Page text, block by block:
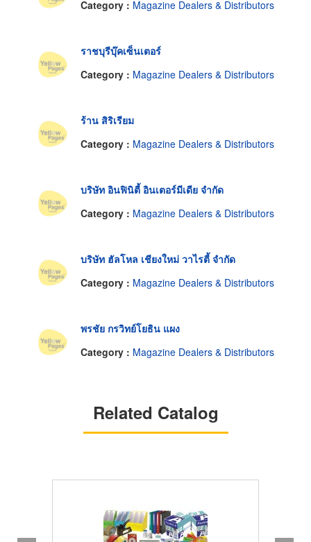
Category : Magazine Dealers & Distributors
ราชบุรีบุ๊คเซ็นเตอร์
Category : Magazine Dealers & Distributors
ร้าน สิริเรียม
Category : Magazine Dealers & Distributors
บริษัท อินฟินิตี้ อินเตอร์มีเดีย จำกัด
Category : Magazine Dealers & Distributors
บริษัท ฮัลโหล เชียงใหม่ วาไรตี้ จำกัด
Category : Magazine Dealers & Distributors
พรชัย กรวิทย์โยธิน แผง
Category : Magazine Dealers & Distributors
Related Catalog